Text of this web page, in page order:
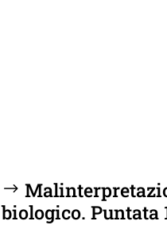
biologico. Puntata